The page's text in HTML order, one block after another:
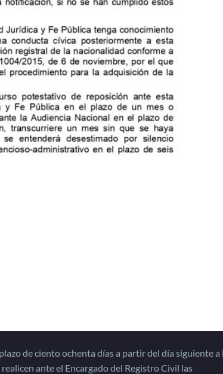
de ciento ochenta días a partir del día siguiente a
ante el Encargado del Registro Civil las